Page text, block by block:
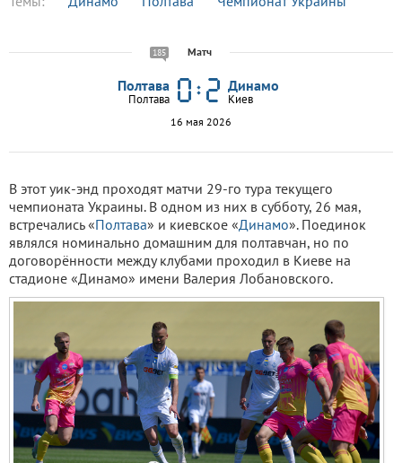
185 Матч
Полтава
Полтава
Динамо
Киев
16 мая 2026
В этот уик-энд проходят матчи 29-го тура текущего
чемпионата Украины. В одном из них в субботу, 26 мая,
встречались «Полтава» и киевское «Динамо». Поединок
являлся номинально домашним для полтавчан, но по
договорённости между клубами проходил в Киеве на
стадионе «Динамо» имени Валерия Лобановского.